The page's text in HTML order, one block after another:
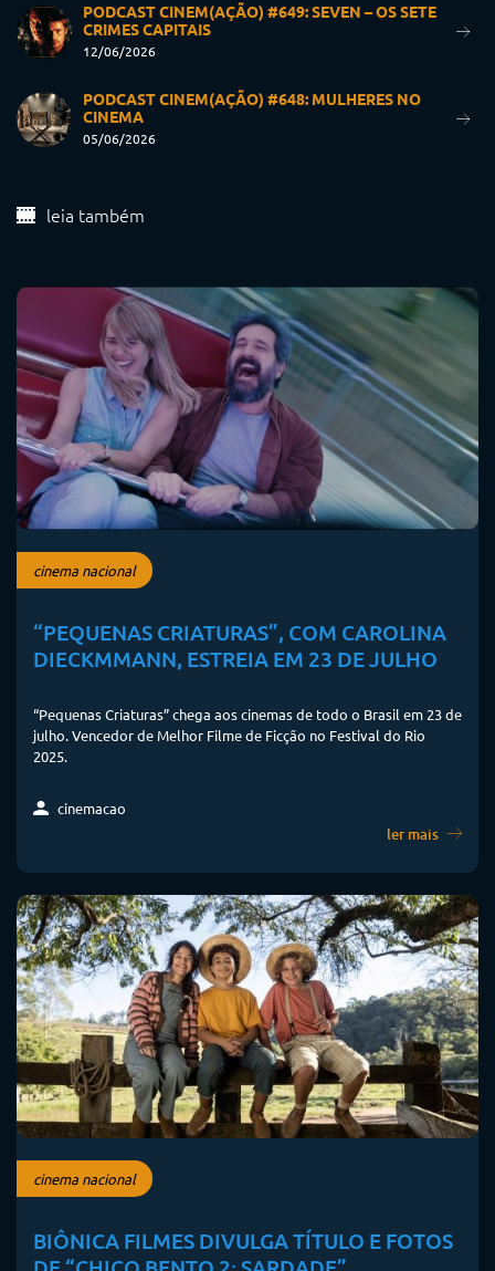
PODCAST CINEM(AÇÃO) #649: SEVEN – OS SETE
CRIMES CAPITAIS
12/06/2026
PODCAST CINEM(AÇÃO) #648: MULHERES NO
CINEMA
05/06/2026
leia também
cinema nacional
“PEQUENAS CRIATURAS”, COM CAROLINA
DIECKMMANN, ESTREIA EM 23 DE JULHO
“Pequenas Criaturas” chega aos cinemas de todo o Brasil em 23 de
julho. Vencedor de Melhor Filme de Ficção no Festival do Rio
2025.
cinemacao
ler mais
cinema nacional
BIÔNICA FILMES DIVULGA TÍTULO E FOTOS